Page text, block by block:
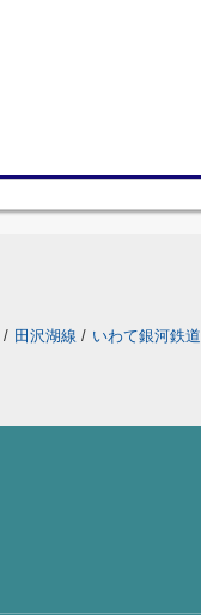
/ 田沢湖線 / いわて銀河鉄道